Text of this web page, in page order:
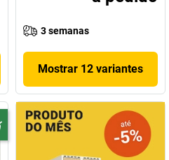
3 semanas
Mostrar 12 variantes